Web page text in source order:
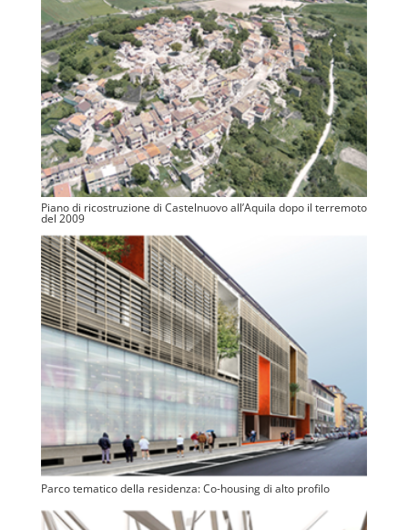
Piano di ricostruzione di Castelnuovo all’Aquila dopo il terremoto
del 2009
Parco tematico della residenza: Co-housing di alto profilo